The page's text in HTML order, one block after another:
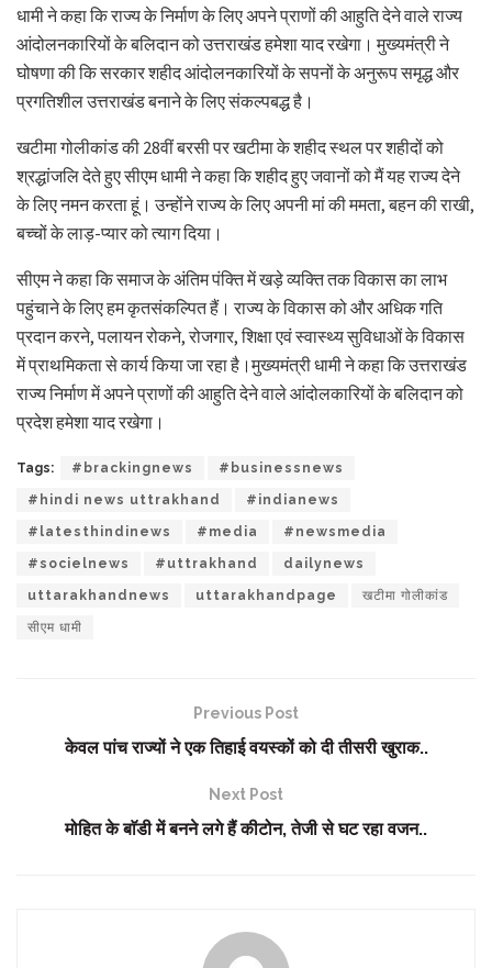
धामी ने कहा कि राज्य के निर्माण के लिए अपने प्राणों की आहुति देने वाले राज्य
आंदोलनकारियों के बलिदान को उत्तराखंड हमेशा याद रखेगा। मुख्यमंत्री ने
घोषणा की कि सरकार शहीद आंदोलनकारियों के सपनों के अनुरूप समृद्ध और
प्रगतिशील उत्तराखंड बनाने के लिए संकल्पबद्ध है।
खटीमा गोलीकांड की 28वीं बरसी पर खटीमा के शहीद स्थल पर शहीदों को
श्रद्धांजलि देते हुए सीएम धामी ने कहा कि शहीद हुए जवानों को मैं यह राज्य देने
के लिए नमन करता हूं। उन्होंने राज्य के लिए अपनी मां की ममता, बहन की राखी,
बच्चों के लाड़-प्यार को त्याग दिया।
सीएम ने कहा कि समाज के अंतिम पंक्ति में खड़े व्यक्ति तक विकास का लाभ
पहुंचाने के लिए हम कृतसंकल्पित हैं। राज्य के विकास को और अधिक गति
प्रदान करने, पलायन रोकने, रोजगार, शिक्षा एवं स्वास्थ्य सुविधाओं के विकास
में प्राथमिकता से कार्य किया जा रहा है।मुख्यमंत्री धामी ने कहा कि उत्तराखंड
राज्य निर्माण में अपने प्राणों की आहुति देने वाले आंदोलकारियों के बलिदान को
प्रदेश हमेशा याद रखेगा।
Tags: #brackingnews #businessnews
#hindi news uttrakhand #indianews
#latesthindinews #media #newsmedia
#socielnews #uttrakhand dailynews
uttarakhandnews uttarakhandpage खटीमा गोलीकांड
सीएम धामी
Previous Post
केवल पांच राज्यों ने एक तिहाई वयस्कों को दी तीसरी खुराक..
Next Post
मोहित के बाॅडी में बनने लगे हैं कीटोन, तेजी से घट रहा वजन..